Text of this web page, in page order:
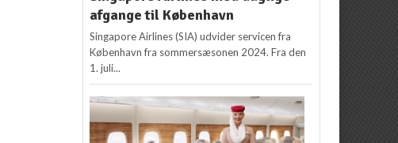
afgange til København
Singapore Airlines (SIA) udvider servicen fra
København fra sommersæsonen 2024. Fra den
1. juli...